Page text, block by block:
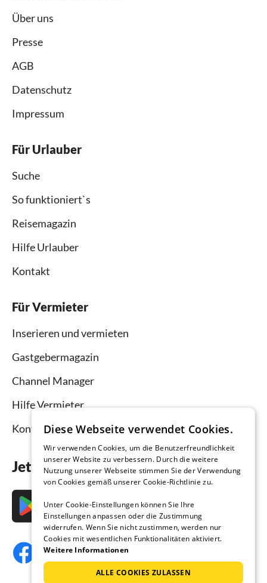
Über uns
Presse
AGB
Datenschutz
Impressum
Für Urlauber
Suche
So funktioniert`s
Reisemagazin
Hilfe Urlauber
Kontakt
Für Vermieter
Inserieren und vermieten
Gastgebermagazin
Channel Manager
Hilfe Vermieter
Kontakt
Jetzt die App downloaden
Diese Webseite verwendet Cookies.
Wir verwenden Cookies, um die Benutzerfreundlichkeit
unserer Website zu verbessern. Durch die weitere
Nutzung unserer Webseite stimmen Sie der Verwendung
von Cookies gemäß unserer Cookie-Richtlinie zu.
Unter Cookie-Einstellungen können Sie Ihre
Einstellungen anpassen oder die Zustimmung
widerrufen. Wenn Sie nicht zustimmen, werden nur
Cookies mit wesentlichen Funktionalitäten aktiviert.
Weitere Informationen
ALLE COOKIES ZULASSEN